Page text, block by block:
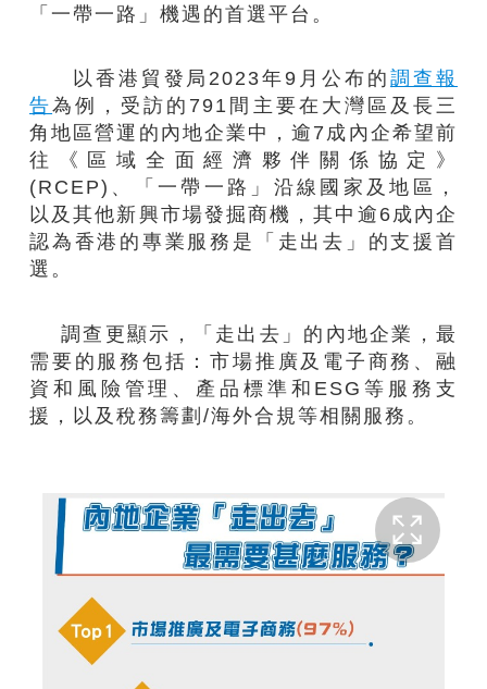
「一帶一路」機遇的首選平台。
以香港貿發局2023年9月公布的調查報
告為例，受訪的791間主要在大灣區及長三
角地區營運的內地企業中，逾7成內企希望前
往《區域全面經濟夥伴關係協定》
(RCEP)、「一帶一路」沿線國家及地區，
以及其他新興市場發掘商機，其中逾6成內企
認為香港的專業服務是「走出去」的支援首
選。
調查更顯示，「走出去」的內地企業，最
需要的服務包括：市場推廣及電子商務、融
資和風險管理、產品標準和ESG等服務支
援，以及稅務籌劃/海外合規等相關服務。